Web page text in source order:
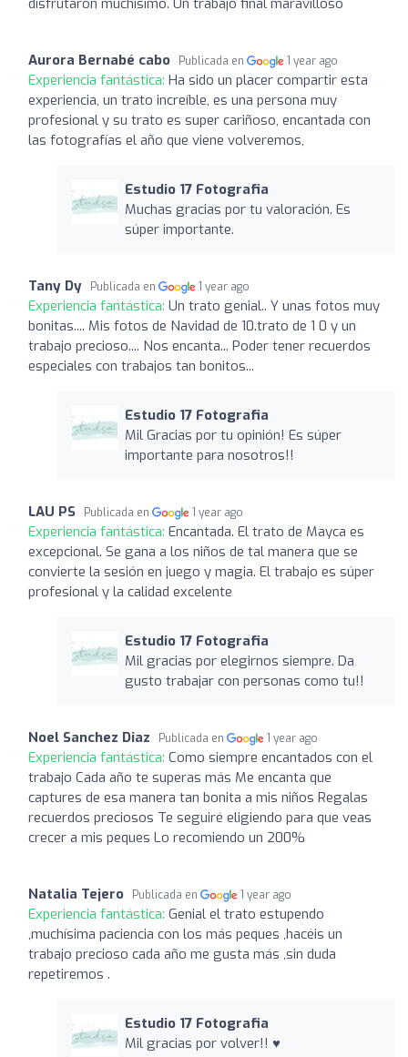
Aurora Bernabé cabo Publicada en 1 year ago
Experiencia fantástica: Ha sido un placer compartir esta
experiencia, un trato increíble, es una persona muy
profesional y su trato es super cariñoso, encantada con
las fotografías el año que viene volveremos,
Estudio 17 Fotografia
Muchas gracias por tu valoración. Es
súper importante.
Tany Dy Publicada en 1 year ago
Experiencia fantástica: Un trato genial.. Y unas fotos muy
bonitas.... Mis fotos de Navidad de 10.trato de 1 0 y un
trabajo precioso.... Nos encanta... Poder tener recuerdos
especiales con trabajos tan bonitos...
Estudio 17 Fotografia
Mil Gracias por tu opinión! Es súper
importante para nosotros!!
LAU PS Publicada en 1 year ago
Experiencia fantástica: Encantada. El trato de Mayca es
excepcional. Se gana a los niños de tal manera que se
convierte la sesión en juego y magia. El trabajo es súper
profesional y la calidad excelente
Estudio 17 Fotografia
Mil gracias por elegirnos siempre. Da
gusto trabajar con personas como tu!!
Noel Sanchez Diaz Publicada en 1 year ago
Experiencia fantástica: Como siempre encantados con el
trabajo Cada año te superas más Me encanta que
captures de esa manera tan bonita a mis niños Regalas
recuerdos preciosos Te seguiré eligiendo para que veas
crecer a mis peques Lo recomiendo un 200%
Natalia Tejero Publicada en 1 year ago
Experiencia fantástica: Genial el trato estupendo
,muchísima paciencia con los más peques ,hacéis un
trabajo precioso cada año me gusta más ,sin duda
repetiremos .
Estudio 17 Fotografia
Mil gracias por volver!! ♥️